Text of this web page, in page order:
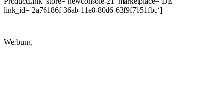
link_id=’2a76186f-36ab-11e8-80d6-63f9f7b51fbc‘]
Werbung